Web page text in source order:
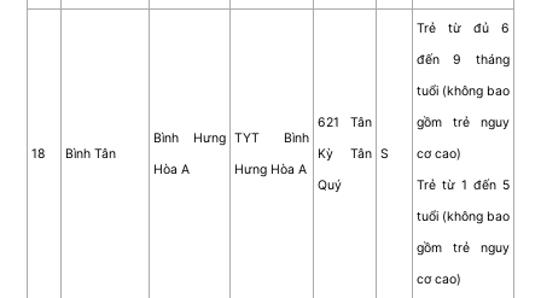
18 Bình Tân
Bình Hưng
Hòa A
TYT Bình
Hưng Hòa A
621 Tân
Kỳ Tân
Quý
S
Trẻ từ đủ 6
đến 9 tháng
tuổi (không bao
gồm trẻ nguy
cơ cao)
Trẻ từ 1 đến 5
tuổi (không bao
gồm trẻ nguy
cơ cao)